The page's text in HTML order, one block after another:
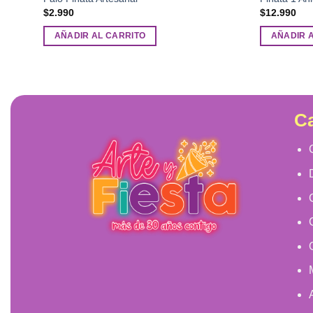
$2.990
AÑADIR AL CARRITO
$12.990
AÑADIR